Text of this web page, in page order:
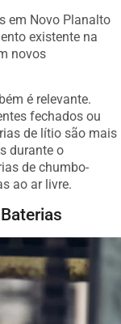
em Novo Planalto
existente na
novos
é relevante.
fechados ou
de lítio são mais
durante o
de chumbo-
ao ar livre.